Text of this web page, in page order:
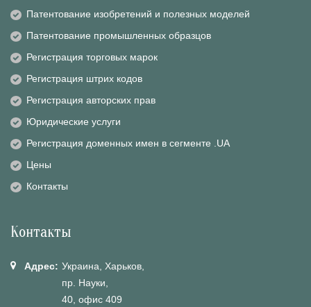
Патентование изобретений и полезных моделей
Патентование промышленных образцов
Регистрация торговых марок
Регистрация штрих кодов
Регистрация авторских прав
Юридические услуги
Регистрация доменных имен в сегменте .UA
Цены
Контакты
Контакты
Адрес: Украина, Харьков,
пр. Науки,
40, офис 409